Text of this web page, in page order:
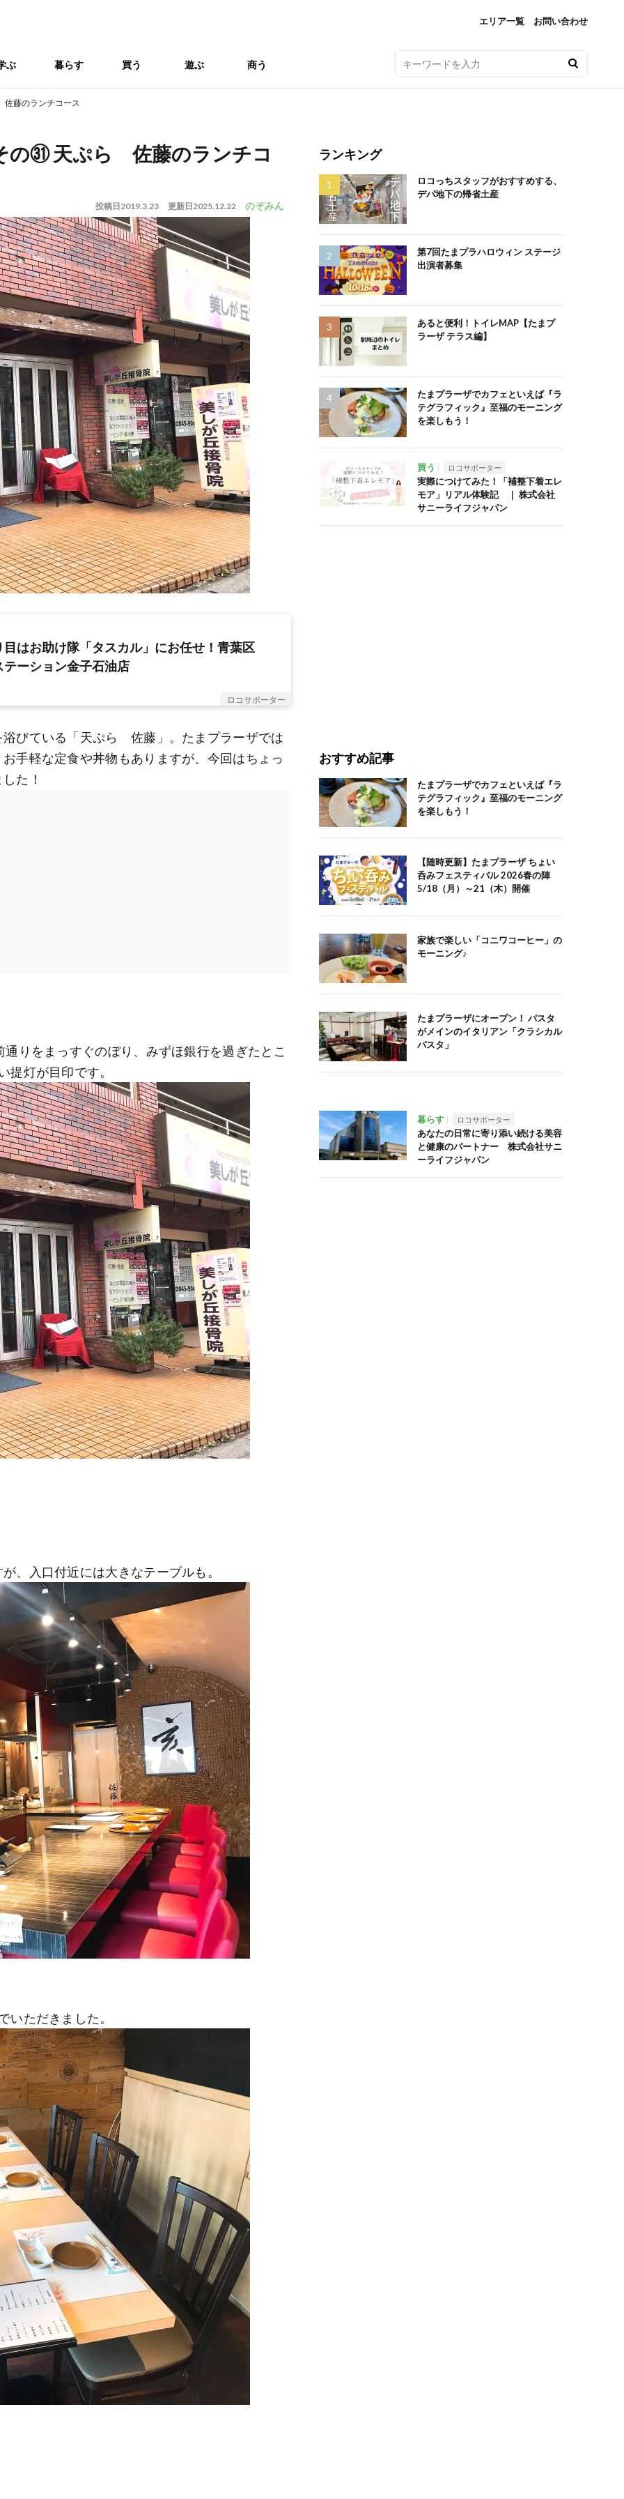
エリア一覧 お問い合わせ
ぶ 暮らす 買う 遊ぶ 商う
藤のランチコース
㉛ 天ぷら 佐藤のランチコ
投稿日2019.3.23 更新日2025.12.22 のぞみん
はお助け隊「タスカル」にお任せ！青葉区
ーション金子石油店
ロコサポーター
びている「天ぷら 佐藤」。たまプラーザでは
手軽な定食や丼物もありますが、今回はちょっ
た！
りをまっすぐのぼり、みずほ銀行を過ぎたとこ
提灯が目印です。
、入口付近には大きなテーブルも。
いただきました。
ランキング
ロコっちスタッフがおすすめする、
デパ地下の帰省土産
第7回たまプラハロウィン ステージ
出演者募集
あると便利！トイレMAP【たまプ
ラーザ テラス編】
たまプラーザでカフェといえば『ラ
テグラフィック』至福のモーニング
を楽しもう！
買う ロコサポーター
実際につけてみた！「補整下着エレ
モア」リアル体験記 ｜ 株式会社
サニーライフジャパン
おすすめ記事
たまプラーザでカフェといえば『ラ
テグラフィック』至福のモーニング
を楽しもう！
【随時更新】たまプラーザ ちょい
呑みフェスティバル 2026春の陣
5/18（月）～21（木）開催
家族で楽しい「コニワコーヒー」の
モーニング♪
たまプラーザにオープン！ パスタ
がメインのイタリアン「クラシカル
パスタ」
暮らす ロコサポーター
あなたの日常に寄り添い続ける美容
と健康のパートナー 株式会社サニ
ーライフジャパン